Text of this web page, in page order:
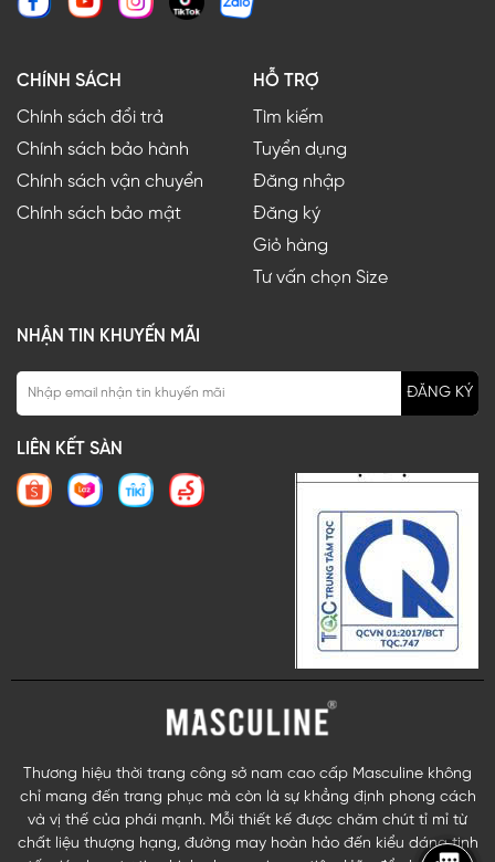
CHÍNH SÁCH
Chính sách đổi trả
Chính sách bảo hành
Chính sách vận chuyển
Chính sách bảo mật
HỖ TRỢ
Tìm kiếm
Tuyển dụng
Đăng nhập
Đăng ký
Giỏ hàng
Tư vấn chọn Size
NHẬN TIN KHUYẾN MÃI
ĐĂNG KÝ
LIÊN KẾT SÀN
Thương hiệu thời trang công sở nam cao cấp Masculine không
chỉ mang đến trang phục mà còn là sự khẳng định phong cách
và vị thế của phái mạnh. Mỗi thiết kế được chăm chút tỉ mỉ từ
chất liệu thượng hạng, đường may hoàn hảo đến kiểu dáng tinh